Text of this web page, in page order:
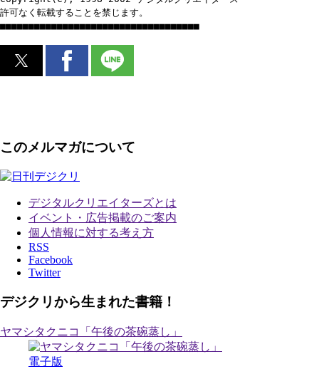
許可なく転載することを禁じます。
■■■■■■■■■■■■■■■■■■■■■■■■■■■■■■■■■■■
このメルマガについて
デジタルクリエイターズとは
イベント・広告掲載のご案内
個人情報に対する考え方
RSS
Facebook
Twitter
デジクリから生まれた書籍！
ヤマシタクニコ「午後の茶碗蒸し」
電子版